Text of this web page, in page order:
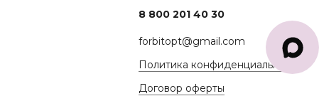
8 800 201 40 30
forbitopt@gmail.com
Политика конфиденциальности
Договор оферты